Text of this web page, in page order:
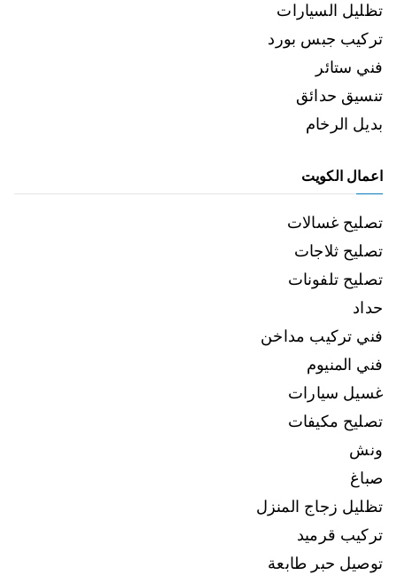
تظليل السيارات
تركيب جبس بورد
فني ستائر
تنسيق حدائق
بديل الرخام
اعمال الكويت
تصليح غسالات
تصليح ثلاجات
تصليح تلفونات
حداد
فني تركيب مداخن
فني المنيوم
غسيل سيارات
تصليح مكيفات
ونش
صباغ
تظليل زجاج المنزل
تركيب قرميد
توصيل حبر طابعة